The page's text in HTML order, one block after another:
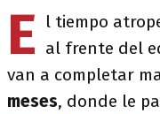
E
l tiempo
al frente del
van a completar
meses, donde le